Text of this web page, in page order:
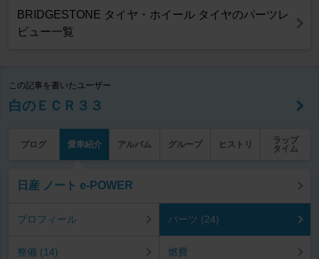
BRIDGESTONE タイヤ・ホイール タイヤのパーツレ
ビュー一覧
この記事を書いたユーザー
白のＥＣＲ３３
ブログ 愛車紹介 アルバム グループ ヒストリ
ラップ
タイム
日産 ノート e-POWER
プロフィール パーツ (24)
整備 (14) 燃費